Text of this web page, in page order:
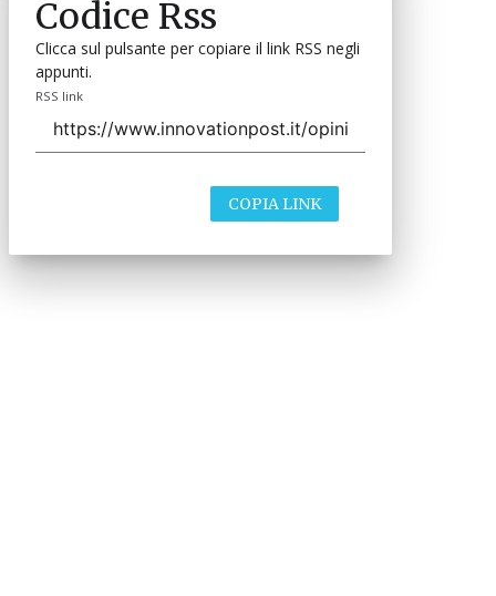
Codice Rss
Clicca sul pulsante per copiare il link RSS negli
appunti.
RSS link
COPIA LINK